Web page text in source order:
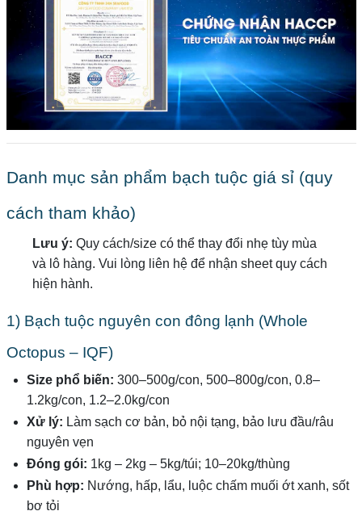
Danh mục sản phẩm bạch tuộc giá sỉ (quy
cách tham khảo)
Lưu ý: Quy cách/size có thể thay đổi nhẹ tùy mùa
và lô hàng. Vui lòng liên hệ để nhận sheet quy cách
hiện hành.
1) Bạch tuộc nguyên con đông lạnh (Whole
Octopus – IQF)
Size phổ biến: 300–500g/con, 500–800g/con, 0.8–
1.2kg/con, 1.2–2.0kg/con
Xử lý: Làm sạch cơ bản, bỏ nội tạng, bảo lưu đầu/râu
nguyên vẹn
Đóng gói: 1kg – 2kg – 5kg/túi; 10–20kg/thùng
Phù hợp: Nướng, hấp, lẩu, luộc chấm muối ớt xanh, sốt
bơ tỏi